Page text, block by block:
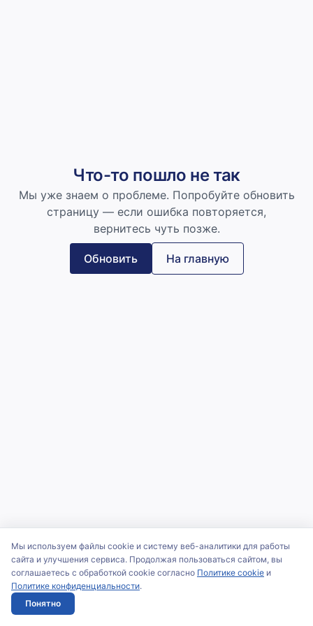
Что-то пошло не так
Мы уже знаем о проблеме. Попробуйте обновить
страницу — если ошибка повторяется,
вернитесь чуть позже.
Обновить На главную
Мы используем файлы cookie и систему веб-аналитики для работы
сайта и улучшения сервиса. Продолжая пользоваться сайтом, вы
соглашаетесь с обработкой cookie согласно Политике cookie и
Политике конфиденциальности.
Понятно